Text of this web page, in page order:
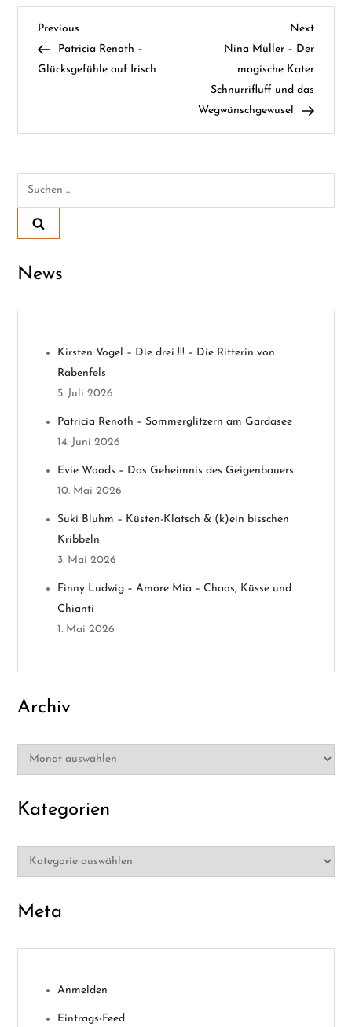
B
e
t
r
a
g
s
n
a
t
o
Previous
Post
Previous
Patricia Renoth –
Glücksgefühle auf Irisch
Next
Post
Next
Nina Müller – Der
magische Kater
Schnurrifluff und das
Wegwünschgewusel
Suchen
News
Kirsten Vogel – Die drei !!! – Die Ritterin von
Rabenfels
5. Juli 2026
Patricia Renoth – Sommerglitzern am Gardasee
14. Juni 2026
Evie Woods – Das Geheimnis des Geigenbauers
10. Mai 2026
Suki Bluhm – Küsten-Klatsch & (k)ein bisschen
Kribbeln
3. Mai 2026
Finny Ludwig – Amore Mia – Chaos, Küsse und
Chianti
1. Mai 2026
Archiv
Archiv
Kategorien
Kategorien
Meta
Anmelden
Eintrags-Feed